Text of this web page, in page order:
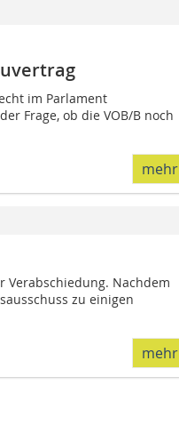
im Parlament
Frage, ob die VOB/B noch
mehr
Verabschiedung. Nachdem
zu einigen
mehr